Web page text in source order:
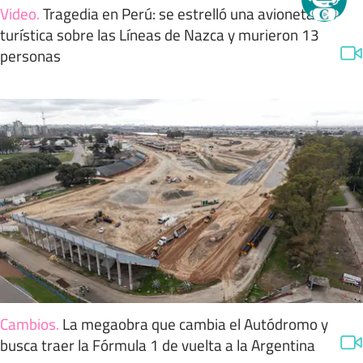
Video.Tragedia en Perú: se estrelló una avioneta
turística sobre las Líneas de Nazca y murieron 13
personas
Cambios. La megaobra que cambia el Autódromo y
busca traer la Fórmula 1 de vuelta a la Argentina